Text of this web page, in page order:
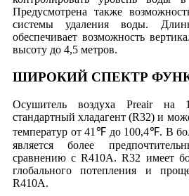
Предусмотрена также
системы удаления воды.
обеспечивает возможность
высоту до 4,5 метров.
ШИРОКИЙ СПЕКТР
Осушитель воздуха Preair на
стандартный хладагент (R32) и
температур от 41℉ до 100,4℉. В
является более
сравнению с R410A. R32 имеет
глобального потепления и
R410A.